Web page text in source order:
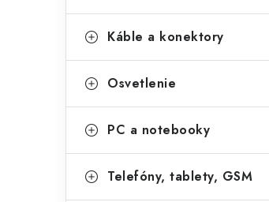
Káble a konektory
Osvetlenie
PC a notebooky
Telefóny, tablety, GSM